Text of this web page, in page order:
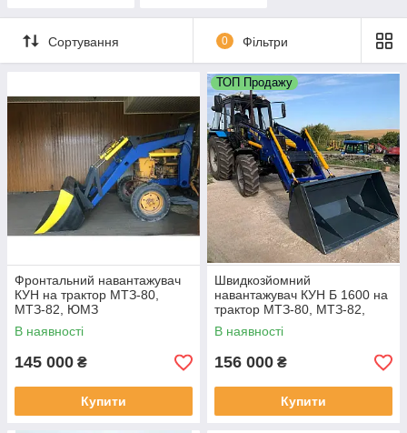
Сортування 0 Фільтри
Фронтальний навантажувач
КУН на трактор МТЗ-80,
МТЗ-82, ЮМЗ
В наявності
145 000 ₴
Купити
ТОП Продажу
Швидкозйомний
навантажувач КУН Б 1600 на
трактор МТЗ-80, МТЗ-82,
ЮМЗ
В наявності
156 000 ₴
Купити